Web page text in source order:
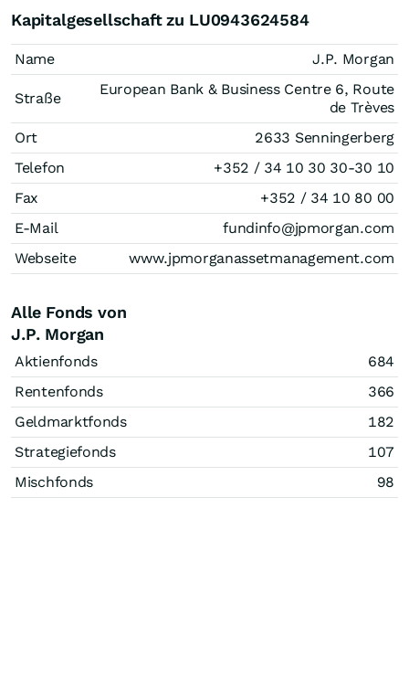
Kapitalgesellschaft zu LU0943624584
Name J.P. Morgan
Straße
European Bank & Business Centre 6, Route
de Trèves
Ort
2633 Senningerberg
Telefon
+352 / 34 10 30 30-30 10
Fax
+352 / 34 10 80 00
E-Mail
fundinfo@jpmorgan.com
Webseite
www.jpmorganassetmanagement.com
Alle Fonds von
J.P. Morgan
Aktienfonds
684
Rentenfonds
366
Geldmarktfonds
182
Strategiefonds
107
Mischfonds
98